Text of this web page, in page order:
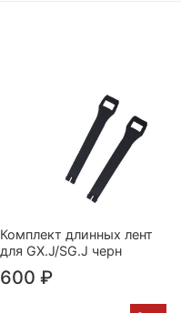
Комплект длинных лент
для GX.J/SG.J черн
600 ₽